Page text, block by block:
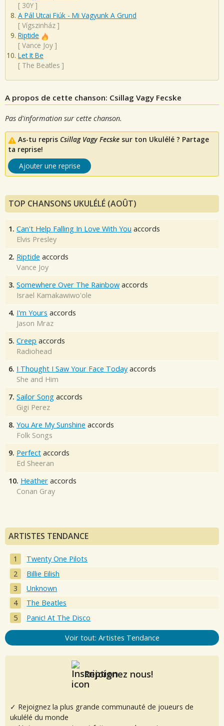
[ 30Y ]
A Pál Utcai Fiúk - Mi Vagyunk A Grund
[ Vígszinház ]
Riptide
[ Vance Joy ]
Let It Be
[ The Beatles ]
A propos de cette chanson: Csillag Vagy Fecske
Pas d'information sur cette chanson.
As-tu repris Csillag Vagy Fecske sur ton Ukulélé ? Partage
ta reprise!
Ajouter une reprise
TOP CHANSONS UKULÉLÉ (AOÛT)
1. Can't Help Falling In Love With You accords
Elvis Presley
2. Riptide accords
Vance Joy
3. Somewhere Over The Rainbow accords
Israel Kamakawiwo'ole
4. I'm Yours accords
Jason Mraz
5. Creep accords
Radiohead
6. I Thought I Saw Your Face Today accords
She and Him
7. Sailor Song accords
Gigi Perez
8. You Are My Sunshine accords
Folk Songs
9. Perfect accords
Ed Sheeran
10. Heather accords
Conan Gray
ARTISTES TENDANCE
Twenty One Pilots
Billie Eilish
Unknown
The Beatles
Panic! At The Disco
Voir tout: Artistes Tendance
Rejoignez nous!
✓ Rejoignez la plus grande communauté de joueurs de
ukulélé du monde